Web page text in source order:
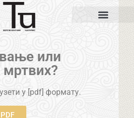
или
у [pdf] формату.
PDF